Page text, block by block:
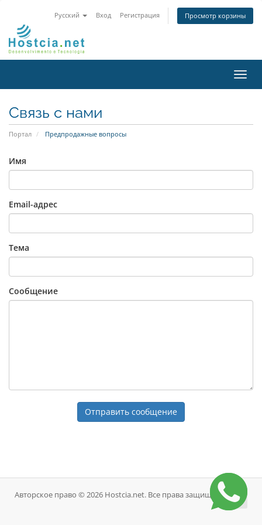
Русский Вход Регистрация Просмотр корзины
Связь с нами
Портал Предпродажные вопросы
Имя
Email-адрес
Тема
Сообщение
Отправить сообщение
Авторское право © 2026 Hostcia.net. Все права защищены.